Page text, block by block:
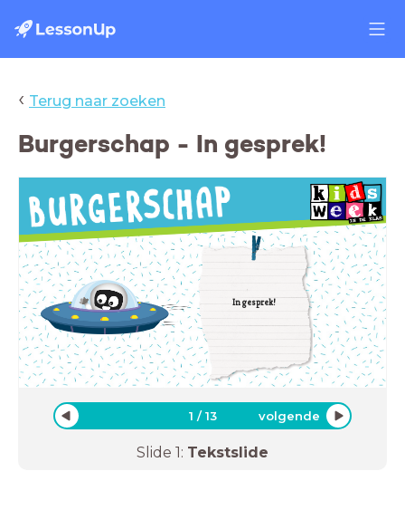
‹ Terug naar zoeken
Burgerschap - In gesprek!
In gesprek!
1 /13 volgende
Slide 1: Tekstslide